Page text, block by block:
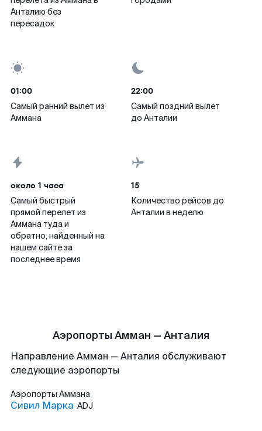
Анталию без
пересадок
01:00
Самый ранний вылет из
Аммана
22:00
Самый поздний вылет
до Анталии
около 1 часа
Самый быстрый
прямой перелет из
Аммана туда и
обратно, найденный на
нашем сайте за
последнее время
15
Количество рейсов до
Анталии в неделю
Аэропорты Амман — Анталия
Направление Амман — Анталия обслуживают
следующие аэропорты
Аэропорты Аммана
Сивил Марка ADJ